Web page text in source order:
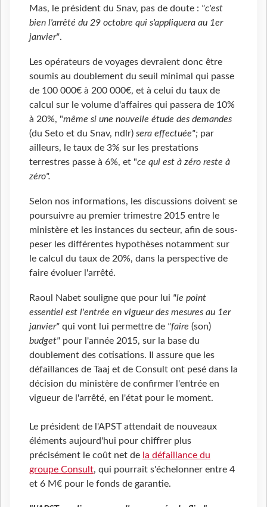
Mas, le président du Snav, pas de doute : "c'est
bien l'arrêté du 29 octobre qui s'appliquera au 1er
janvier".
Les opérateurs de voyages devraient donc être
soumis au doublement du seuil minimal qui passe
de 100 000€ à 200 000€, et à celui du taux de
calcul sur le volume d'affaires qui passera de 10%
à 20%, "même si une nouvelle étude des demandes
(du Seto et du Snav, ndlr) sera effectuée"; par
ailleurs, le taux de 3% sur les prestations
terrestres passe à 6%, et "ce qui est à zéro reste à
zéro".
Selon nos informations, les discussions doivent se
poursuivre au premier trimestre 2015 entre le
ministère et les instances du secteur, afin de sous-
peser les différentes hypothèses notamment sur
le calcul du taux de 20%, dans la perspective de
faire évoluer l'arrêté.
Raoul Nabet souligne que pour lui "le point
essentiel est l'entrée en vigueur des mesures au 1er
janvier" qui vont lui permettre de "faire (son)
budget" pour l'année 2015, sur la base du
doublement des cotisations. Il assure que les
défaillances de Taaj et de Consult ont pesé dans la
décision du ministère de confirmer l'entrée en
vigueur de l'arrêté, en l'état pour le moment.
Le président de l'APST attendait de nouveaux
éléments aujourd'hui pour chiffrer plus
précisément le coût net de la défaillance du
groupe Consult, qui pourrait s'échelonner entre 4
et 6 M€ pour le fonds de garantie.